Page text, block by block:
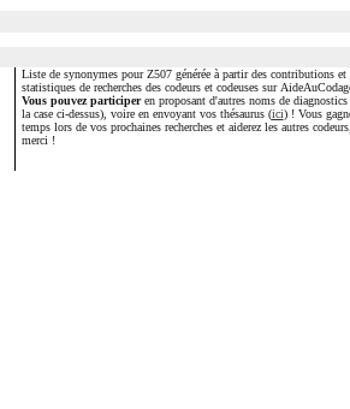
Liste de synonymes pour Z507 générée à partir des contributions et
statistiques de recherches des codeurs et codeuses sur
Vous pouvez participeren proposant d'autres noms de diagnostics
la case ci-dessus), voire en envoyant vos thésaurus (ici) ! Vous
temps lors de vos prochaines recherches et aiderez les autres
merci !